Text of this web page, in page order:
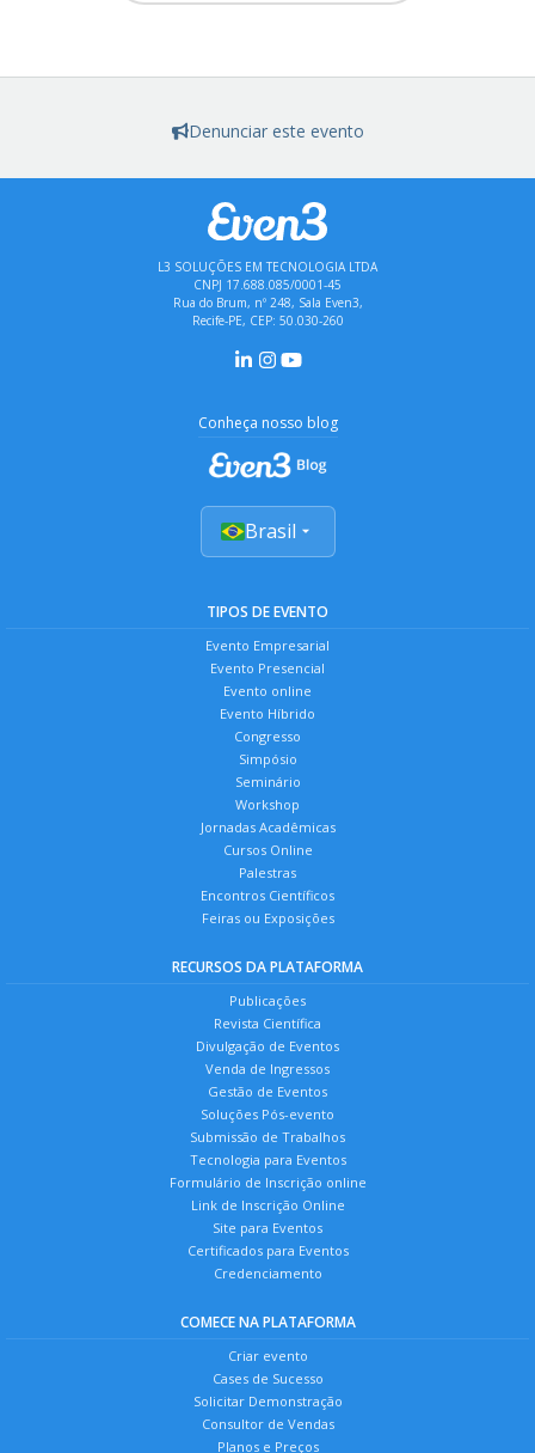
Denunciar este evento
L3 SOLUÇÕES EM TECNOLOGIA LTDA
CNPJ 17.688.085/0001-45
Rua do Brum, nº 248, Sala Even3,
Recife-PE, CEP: 50.030-260
Conheça nosso blog
Brasil
TIPOS DE EVENTO
Evento Empresarial
Evento Presencial
Evento online
Evento Híbrido
Congresso
Simpósio
Seminário
Workshop
Jornadas Acadêmicas
Cursos Online
Palestras
Encontros Científicos
Feiras ou Exposições
RECURSOS DA PLATAFORMA
Publicações
Revista Científica
Divulgação de Eventos
Venda de Ingressos
Gestão de Eventos
Soluções Pós-evento
Submissão de Trabalhos
Tecnologia para Eventos
Formulário de Inscrição online
Link de Inscrição Online
Site para Eventos
Certificados para Eventos
Credenciamento
COMECE NA PLATAFORMA
Criar evento
Cases de Sucesso
Solicitar Demonstração
Consultor de Vendas
Planos e Preços